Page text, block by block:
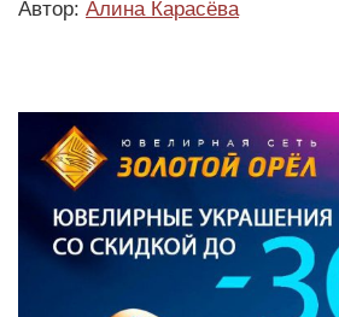
Автор: Алина Карасёва